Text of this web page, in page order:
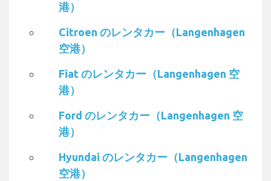
港）
Citroen のレンタカー（Langenhagen
空港）
Fiat のレンタカー（Langenhagen 空
港）
Ford のレンタカー（Langenhagen 空
港）
Hyundai のレンタカー（Langenhagen
空港）